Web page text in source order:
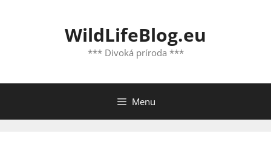
WildLifeBlog.eu
*** Divoká príroda ***
Menu